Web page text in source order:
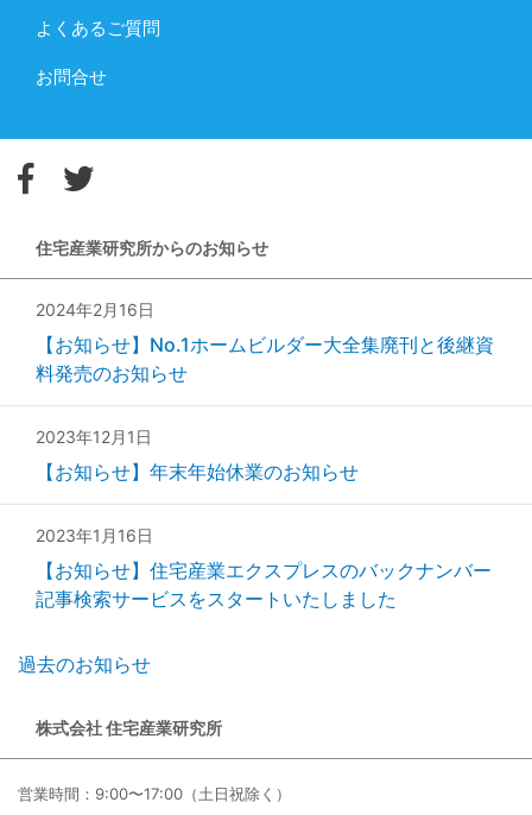
よくあるご質問
お問合せ
住宅産業研究所からのお知らせ
2024年2月16日
【お知らせ】No.1ホームビルダー大全集廃刊と後継資
料発売のお知らせ
2023年12月1日
【お知らせ】年末年始休業のお知らせ
2023年1月16日
【お知らせ】住宅産業エクスプレスのバックナンバー
記事検索サービスをスタートいたしました
過去のお知らせ
株式会社 住宅産業研究所
営業時間：9:00〜17:00（土日祝除く）